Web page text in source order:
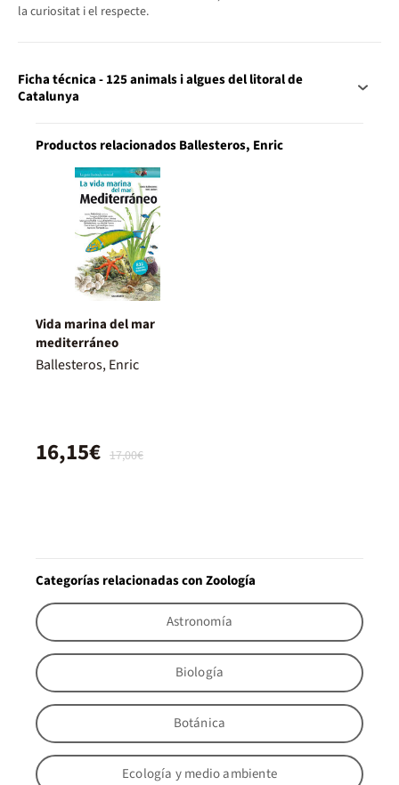
la curiositat i el respecte.
Ficha técnica - 125 animals i algues del litoral de
Catalunya
Productos relacionados Ballesteros, Enric
Vida marina del mar
mediterráneo
Ballesteros, Enric
17,00€
16,15€
Categorías relacionadas con Zoología
Astronomía
Biología
Botánica
Ecología y medio ambiente